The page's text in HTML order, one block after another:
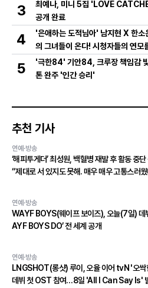
3
최예나, 미니 5집 'LOVE
공개 완료
4
'은애하는 도적님아' 남지현 X 한소
의 그녀들이 온다! 시청자들의 연모
의 활약은?
5
'극한84' 기안84, 크루장 책임감
톤 완주 '인간 승리'
추천 기사
연예·방송
‘해피투게더’ 최성원, 백혈병 재발 후 활동 중
“제대로 서 있지도 못해. 매우 매우 고통스러
연예·방송
WAYF BOYS(웨이프 보이즈), 오늘(7일) 데
AYF BOYS DO’ 전 세계 공개
연예·방송
LNGSHOT(롱샷) 루이, 오율 이어 tvN '오싹
데뷔 첫 OST 참여…8일 'All I Can Say Is'